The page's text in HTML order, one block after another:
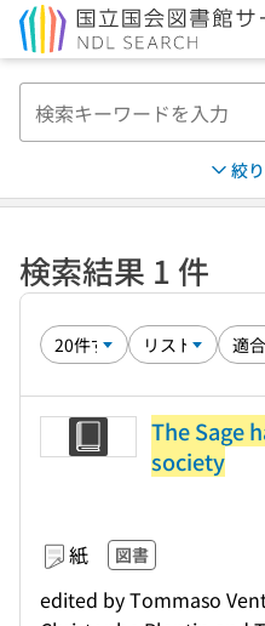
絞
検索結果 1 件
The Sage
society
紙 図書
edited by Tommaso